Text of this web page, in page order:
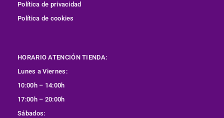
Política de privacidad
Política de cookies
HORARIO ATENCIÓN TIENDA:
Lunes a Viernes:
10:00h – 14:00h
17:00h – 20:00h
Sábados: